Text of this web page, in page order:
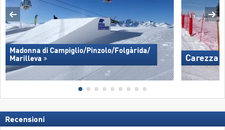
Madonna di Campiglio/​Pinzolo/​Folgàrida/​
Marilleva
Carezza
Recensioni